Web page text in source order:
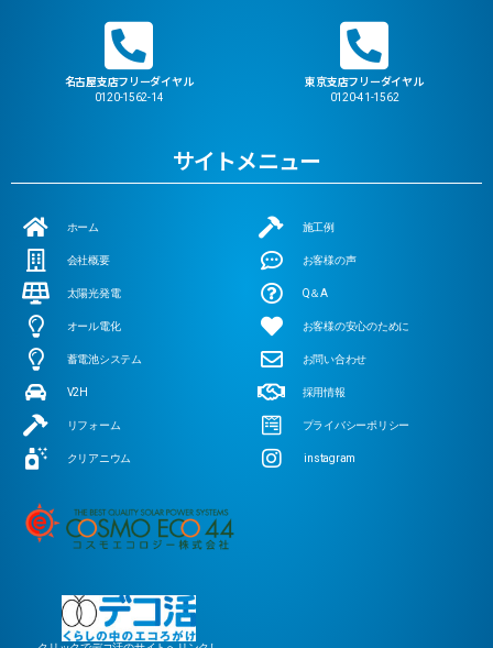
名古屋支店フリーダイヤル
0120-1562-14
東京支店フリーダイヤル
0120-41-1562
サイトメニュー
ホーム
会社概要
太陽光発電
オール電化
蓄電池システム
V2H
リフォーム
クリアニウム
施工例
お客様の声
Q＆A
お客様の安心のために
お問い合わせ
採用情報
プライバシーポリシー
instagram